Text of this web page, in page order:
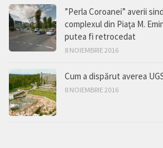
”Perla Coroanei” averii
complexul din Piaţa M.
putea fi retrocedat
8 NOIEMBRIE 2016
Cum a dispărut averea
8 NOIEMBRIE 2016